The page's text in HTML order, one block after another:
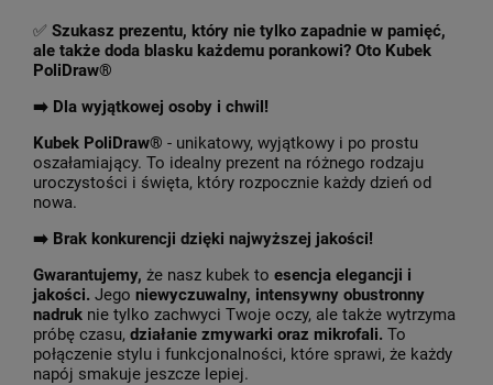
✅ Szukasz prezentu, który nie tylko zapadnie w pamięć,
ale także doda blasku każdemu porankowi? Oto Kubek
PoliDraw®
➡️ Dla wyjątkowej osoby i chwil!
Kubek PoliDraw® - unikatowy, wyjątkowy i po prostu
oszałamiający. To idealny prezent na różnego rodzaju
uroczystości i święta, który rozpocznie każdy dzień od
nowa.
➡️ Brak konkurencji dzięki najwyższej jakości!
Gwarantujemy, że nasz kubek to esencja elegancji i
jakości. Jego niewyczuwalny, intensywny obustronny
nadruk nie tylko zachwyci Twoje oczy, ale także wytrzyma
próbę czasu, działanie zmywarki oraz mikrofali. To
połączenie stylu i funkcjonalności, które sprawi, że każdy
napój smakuje jeszcze lepiej.